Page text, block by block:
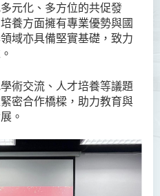
元化、多方位的共促發
養方面擁有專業優勢與國
域亦具備堅實基礎，致力
術交流、人才培養等議題
密合作橋樑，助力教育與
。